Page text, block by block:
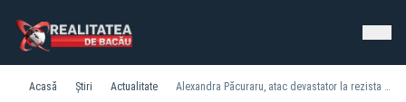
Acasă Știri Actualitate Alexandra Păcuraru, atac devastator la rezista Țoiu și Bolojan: „Statul român a eșuat. Nu au empatie și sunt incapabili îi aducă în siguranță pe românii noștri înapoi acasă”